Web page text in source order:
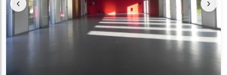
‹ ›